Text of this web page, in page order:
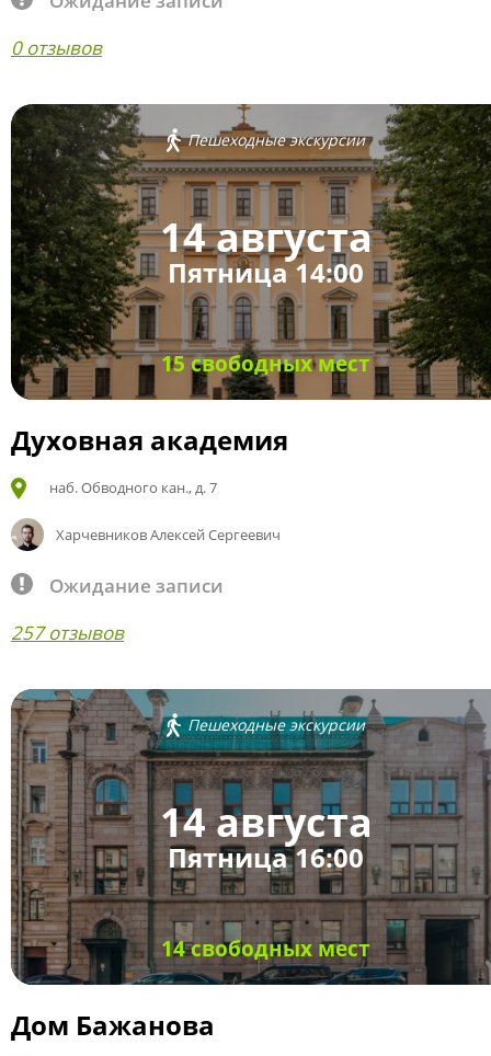
0 отзывов
Пешеходные экскурсии
14 августа
Пятница 14:00
15 свободных мест
Духовная академия
наб. Обводного кан., д. 7
Харчевников Алексей Сергеевич
Ожидание записи
257 отзывов
Пешеходные экскурсии
14 августа
Пятница 16:00
14 свободных мест
Дом Бажанова